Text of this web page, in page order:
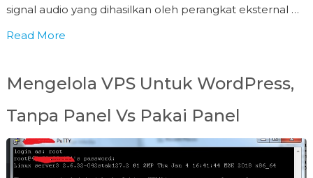
signal audio yang dihasilkan oleh perangkat eksternal …
Read More
Mengelola VPS Untuk WordPress,
Tanpa Panel Vs Pakai Panel